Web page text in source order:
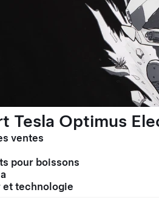
Tesla Optimus
ventes
pour boissons
et technologie